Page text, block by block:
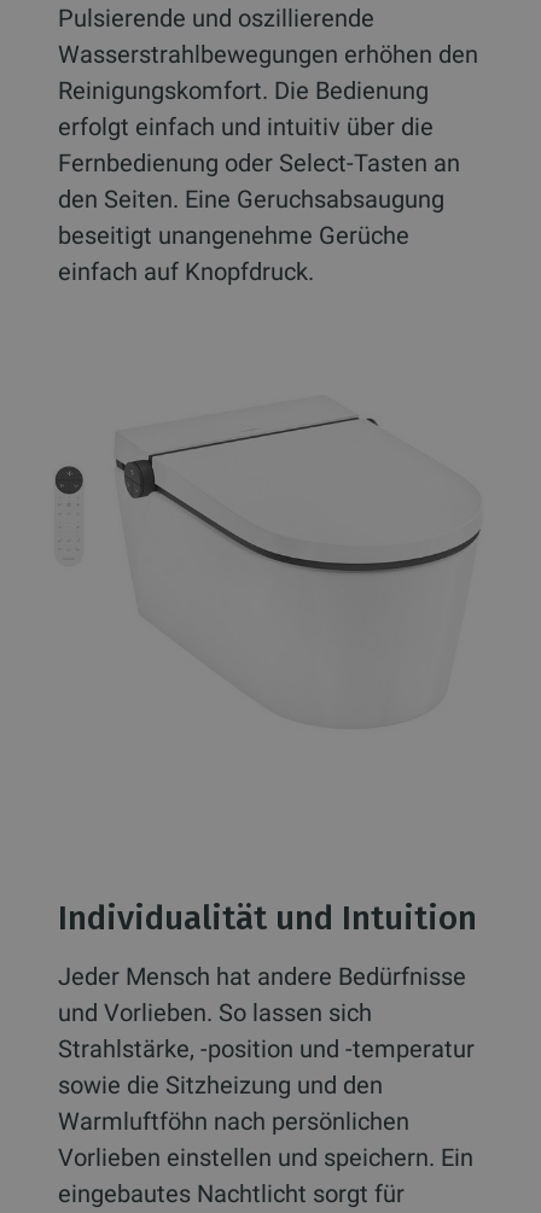
Pulsierende und oszillierende
Wasserstrahlbewegungen erhöhen den
Reinigungskomfort. Die Bedienung
erfolgt einfach und intuitiv über die
Fernbedienung oder Select-Tasten an
den Seiten. Eine Geruchsabsaugung
beseitigt unangenehme Gerüche
einfach auf Knopfdruck.
Individualität und Intuition
Jeder Mensch hat andere Bedürfnisse
und Vorlieben. So lassen sich
Strahlstärke, -position und -temperatur
sowie die Sitzheizung und den
Warmluftföhn nach persönlichen
Vorlieben einstellen und speichern. Ein
eingebautes Nachtlicht sorgt für